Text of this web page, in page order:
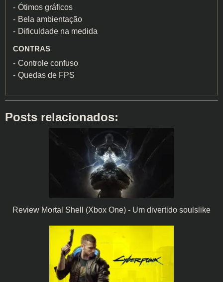
Ótimos gráficos
Bela ambientação
Dificuldade na medida
CONTRAS
Controle confuso
Quedas de FPS
Posts relacionados:
Review Mortal Shell (Xbox One) - Um divertido soulslike